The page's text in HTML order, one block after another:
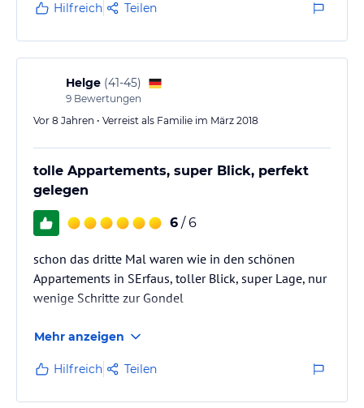
Hilfreich Teilen
Helge (41-45)
9 Bewertungen
Vor 8 Jahren • Verreist als Familie im März 2018
tolle Appartements, super Blick, perfekt
gelegen
6 / 6
schon das dritte Mal waren wie in den schönen
Appartements in SErfaus, toller Blick, super Lage, nur
wenige Schritte zur Gondel
Mehr anzeigen
Hilfreich Teilen